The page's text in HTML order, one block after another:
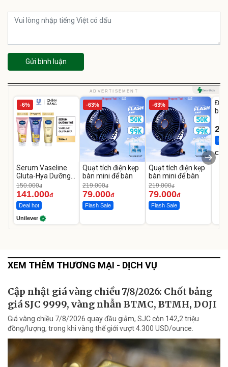
Gửi bình luận
ADVERTISEMENT
-6%
Serum Vaseline
Gluta-Hya Dưỡng
Da Sáng Mịn Sau 7
Ngày
150.000đ
141.000đ
Deal hot
Unilever
-63%
Quạt tích điện kẹp
bàn mini để bàn
219.000đ
79.000đ
Flash Sale
-63%
Quạt tích điện kẹp
bàn mini để bàn
219.000đ
79.000đ
Flash Sale
Đai
bé
Hot
XEM THÊM THƯƠNG MẠI - DỊCH VỤ
Cập nhật giá vàng chiều 7/8/2026: Chốt bảng
giá SJC 9999, vàng nhẫn BTMC, BTMH, DOJI
Giá vàng chiều 7/8/2026 quay đầu giảm, SJC còn 142,2 triệu
đồng/lượng, trong khi vàng thế giới vượt 4.300 USD/ounce.